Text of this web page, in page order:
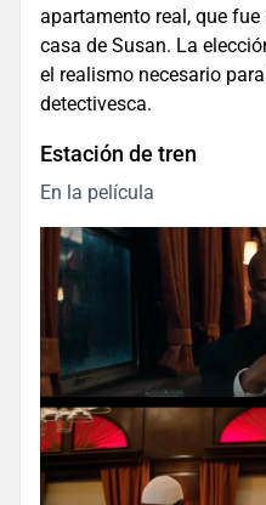
apartamento real, que
casa de Susan. La
el realismo necesario
detectivesca.
Estación de tren
En la película